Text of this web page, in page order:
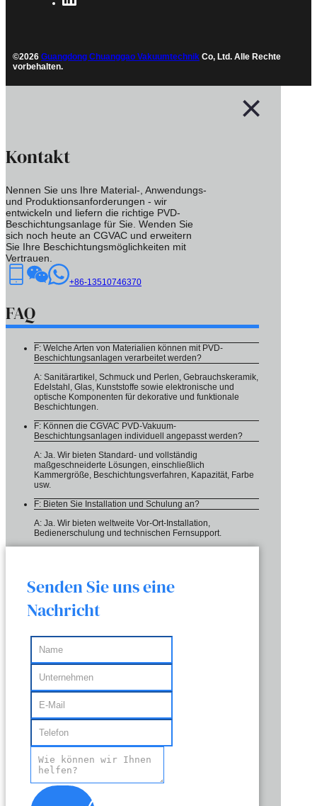
©2026 Guangdong Chuanggao Vakuumtechnik Co, Ltd. Alle Rechte
vorbehalten.
Kontakt
Nennen Sie uns Ihre Material-, Anwendungs-
und Produktionsanforderungen - wir
entwickeln und liefern die richtige PVD-
Beschichtungsanlage für Sie. Wenden Sie
sich noch heute an CGVAC und erweitern
Sie Ihre Beschichtungsmöglichkeiten mit
Vertrauen.
+86-13510746370
FAQ
F: Welche Arten von Materialien können mit PVD-
Beschichtungsanlagen verarbeitet werden?
A: Sanitärartikel, Schmuck und Perlen, Gebrauchskeramik,
Edelstahl, Glas, Kunststoffe sowie elektronische und
optische Komponenten für dekorative und funktionale
Beschichtungen.
F: Können die CGVAC PVD-Vakuum-
Beschichtungsanlagen individuell angepasst werden?
A: Ja. Wir bieten Standard- und vollständig
maßgeschneiderte Lösungen, einschließlich
Kammergröße, Beschichtungsverfahren, Kapazität, Farbe
usw.
F: Bieten Sie Installation und Schulung an?
A: Ja. Wir bieten weltweite Vor-Ort-Installation,
Bedienerschulung und technischen Fernsupport.
Senden Sie uns eine
Nachricht